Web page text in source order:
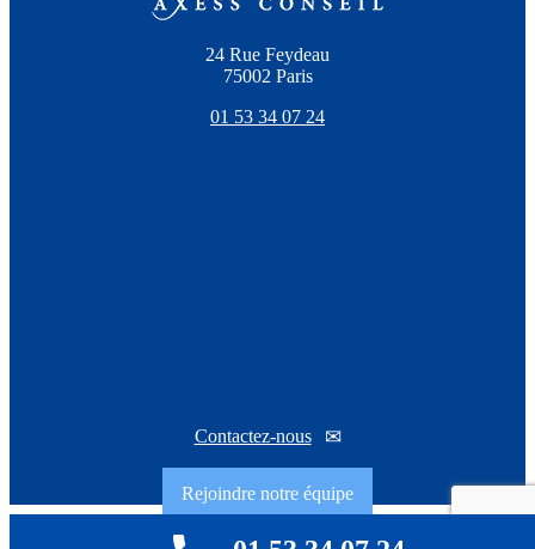
24 Rue Feydeau
75002 Paris
01 53 34 07 24
Contactez-nous
Rejoindre notre équipe